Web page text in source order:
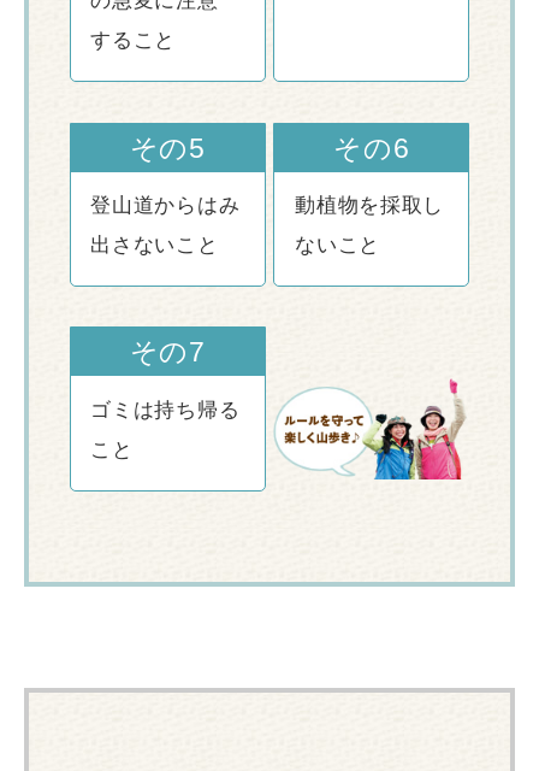
すること
その5
登山道からはみ
出さないこと
その6
動植物を採取し
ないこと
その7
ゴミは持ち帰る
こと